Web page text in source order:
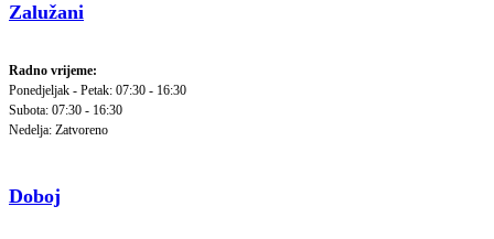
Zalužani
Radno vrijeme:
Ponedjeljak - Petak: 07:30 - 16:30
Subota: 07:30 - 16:30
Nedelja: Zatvoreno
Doboj